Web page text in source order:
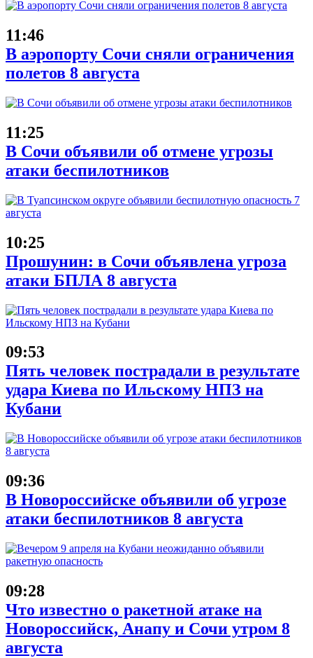
11:46
В аэропорту Сочи сняли ограничения
полетов 8 августа
11:25
В Сочи объявили об отмене угрозы
атаки беспилотников
10:25
Прошунин: в Сочи объявлена угроза
атаки БПЛА 8 августа
09:53
Пять человек пострадали в результате
удара Киева по Ильскому НПЗ на
Кубани
09:36
В Новороссийске объявили об угрозе
атаки беспилотников 8 августа
09:28
Что известно о ракетной атаке на
Новороссийск, Анапу и Сочи утром 8
августа